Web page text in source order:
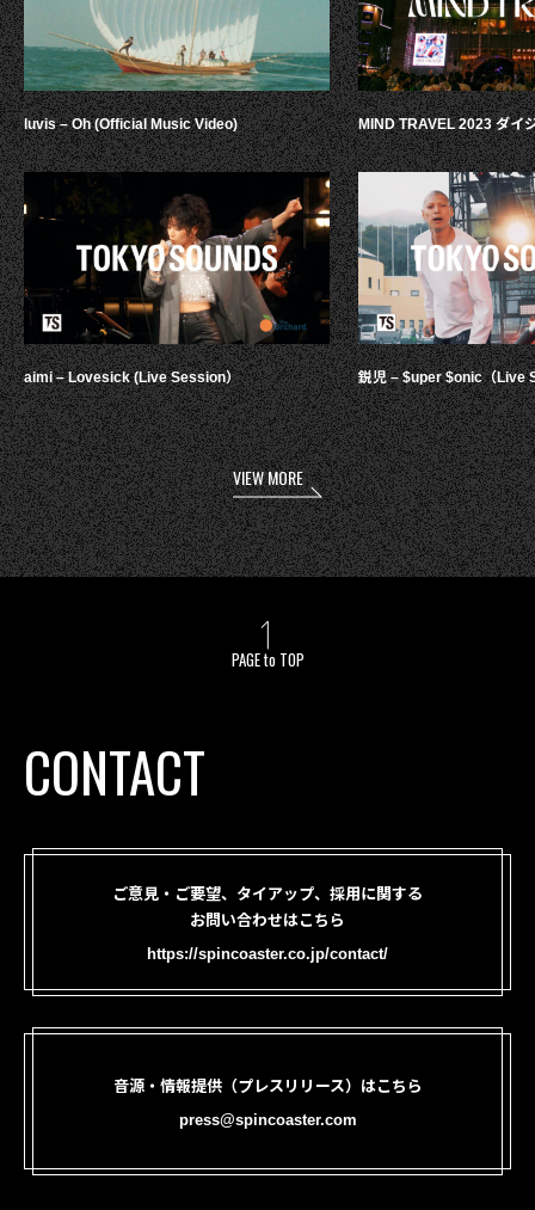
luvis – Oh (Official Music Video)
aimi – Lovesick (Live Session）
MIND TRAVEL 2023 ダイ
鋭児 – $uper $onic（Live
VIEW MORE
PAGE to TOP
CONTACT
ご意見・ご要望、タイアップ、採用に関する
お問い合わせはこちら
https://spincoaster.co.jp/contact/
音源・情報提供（プレスリリース）はこちら
press@spincoaster.com